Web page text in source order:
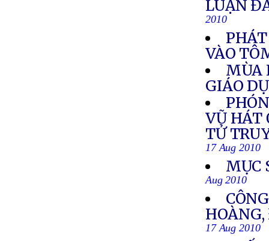
LUẬN
2010
VÀO
MÙA
GIÁO
VŨ HÁT
TỬ
17 Aug 2010
MỤC
Aug 2010
17 Aug 2010